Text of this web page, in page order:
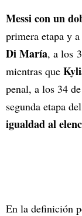
Messi con un
primera etapa y
Di María, a los
mientras que
penal, a los 34
segunda etapa
igualdad al
En la definición